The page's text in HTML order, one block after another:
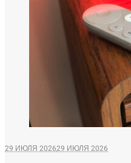
29 ИЮЛЯ 202629 ИЮЛЯ 2026